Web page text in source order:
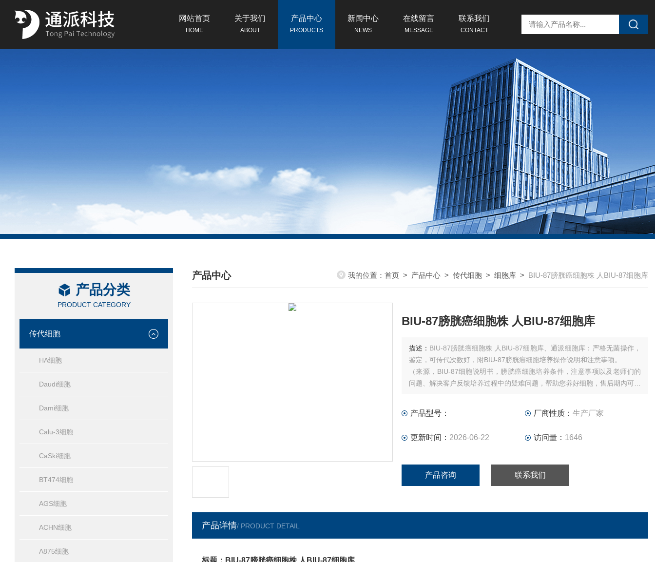
网站首页
HOME
关于我们
ABOUT
产品中心
PRODUCTS
新闻中心
NEWS
在线留言
MESSAGE
联系我们
CONTACT
产品分类
PRODUCT CATEGORY
传代细胞
HA细胞
Daudi细胞
Dami细胞
Calu-3细胞
CaSki细胞
BT474细胞
AGS细胞
ACHN细胞
A875细胞
产品中心
/ PRODUCTS CENTER
我的位置： 首页 > 产品中心 > 传代细胞 > 细胞库 > BIU-87膀胱癌细胞株 人BIU-87细胞库
BIU-87膀胱癌细胞株 人BIU-87细胞库
描述： BIU-87膀胱癌细胞株 人BIU-87细胞库、通派细胞库：严格无菌操作，
鉴定，可传代次数好，附BIU-87膀胱癌细胞培养操作说明和注意事项。
（来源，BIU-87细胞说明书，膀胱癌细胞培养条件，注意事项以及老师们的
问题、解决客户反馈培养过程中的疑难问题，帮助您养好细胞，售后期内可申
产品型号： 厂商性质： 生产厂家
更新时间： 2026-06-22 访问量： 1646
产品咨询 联系我们
产品详情/ PRODUCT DETAIL
标题：BIU-87膀胱癌细胞株 人BIU-87细胞库